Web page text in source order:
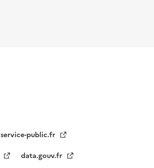
service-public.fr
data.gouv.fr